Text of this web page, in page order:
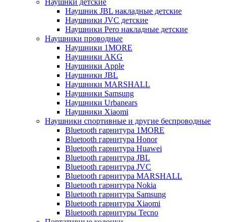
Наушнки детские
Наушник JBL накладные детские
Наушники JVC детские
Наушники Pero накладные детские
Наушники проводные
Наушники 1MORE
Наушники AKG
Наушники Apple
Наушники JBL
Наушники MARSHALL
Наушники Samsung
Наушники Urbanears
Наушники Xiaomi
Наушники спортивные и другие беспроводные
Bluetooth гарнитура 1MORE
Bluetooth гарнитура Honor
Bluetooth гарнитура Huawei
Bluetooth гарнитура JBL
Bluetooth гарнитура JVC
Bluetooth гарнитура MARSHALL
Bluetooth гарнитура Nokia
Bluetooth гарнитура Samsung
Bluetooth гарнитура Xiaomi
Bluetooth гарнитуры Tecno